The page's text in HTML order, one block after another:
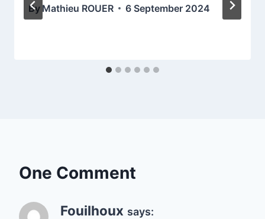
By Mathieu ROUER 6 September 2024
One Comment
Fouilhoux says: